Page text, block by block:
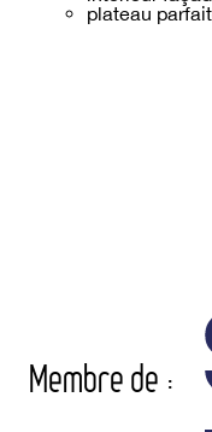
plateau
Membre de :